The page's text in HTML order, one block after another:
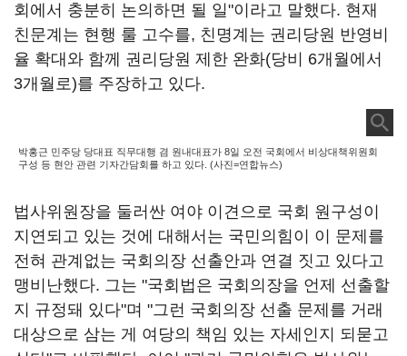
회에서 충분히 논의하면 될 일"이라고 말했다. 현재
친문계는 현행 룰 고수를, 친명계는 권리당원 반영비
율 확대와 함께 권리당원 제한 완화(당비 6개월에서
3개월로)를 주장하고 있다.
박홍근 민주당 당대표 직무대행 겸 원내대표가 8일 오전 국회에서 비상대책위원회
구성 등 현안 관련 기자간담회를 하고 있다. (사진=연합뉴스)
법사위원장을 둘러싼 여야 이견으로 국회 원구성이
지연되고 있는 것에 대해서는 국민의힘이 이 문제를
전혀 관계없는 국회의장 선출안과 연결 짓고 있다고
맹비난했다. 그는 "국회법은 국회의장을 언제 선출할
지 규정돼 있다"며 "그런 국회의장 선출 문제를 거래
대상으로 삼는 게 여당의 책임 있는 자세인지 되묻고